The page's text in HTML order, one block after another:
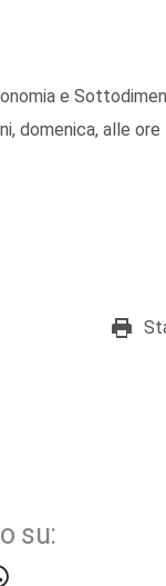
e
domenica, alle ore
su: